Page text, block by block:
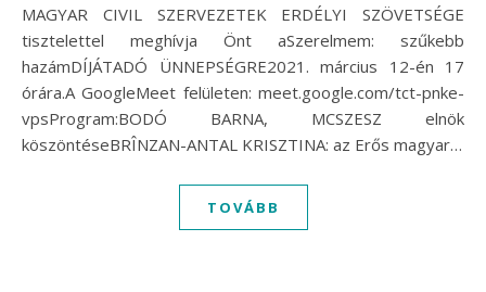
MAGYAR CIVIL SZERVEZETEK ERDÉLYI SZÖVETSÉGE
tisztelettel meghívja Önt aSzerelmem: szűkebb
hazámDÍJÁTADÓ ÜNNEPSÉGRE2021. március 12-én 17
órára.A GoogleMeet felületen: meet.google.com/tct-pnke-
vpsProgram:BODÓ BARNA, MCSZESZ elnök
köszöntéseBRÎNZAN-ANTAL KRISZTINA: az Erős magyar…
TOVÁBB